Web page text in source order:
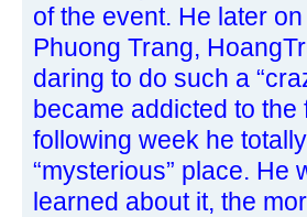
of the event. He later
Phuong Trang,
daring to do such a
became addicted to
following week he
“mysterious” place. He
learned about it, the